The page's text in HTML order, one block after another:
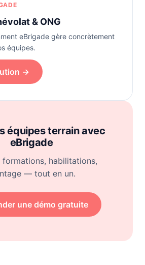
& ONG
eBrigade gère concrètement
équipes.
→
équipes terrain avec
eBrigade
formations, habilitations,
— tout en un.
une démo gratuite